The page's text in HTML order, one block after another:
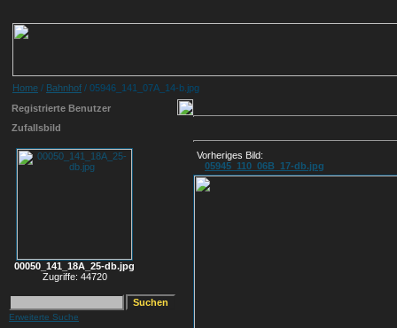
Home / Bahnhof / 05946_141_07A_14-b.jpg
Registrierte Benutzer
Zufallsbild
00050_141_18A_25-db.jpg
Zugriffe: 44720
Erweiterte Suche
Vorheriges Bild:
05945_110_06B_17-db.jpg